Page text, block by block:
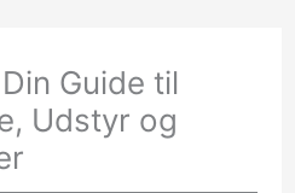
Guide til
Udstyr og